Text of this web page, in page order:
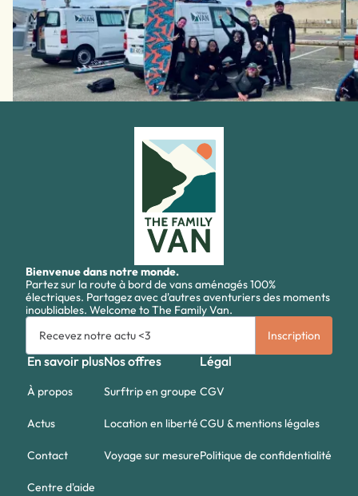
Bienvenue dans notre monde.
Partez sur la route à bord de vans aménagés 100%
électriques. Partagez avec d'autres aventuriers des moments
inoubliables. Welcome to The Family Van.
En savoir plus
À propos
Actus
Contact
Centre d'aide
Nos offres
Surftrip en groupe
Location en liberté
Voyage sur mesure
Légal
CGV
CGU & mentions légales
Politique de confidentialité